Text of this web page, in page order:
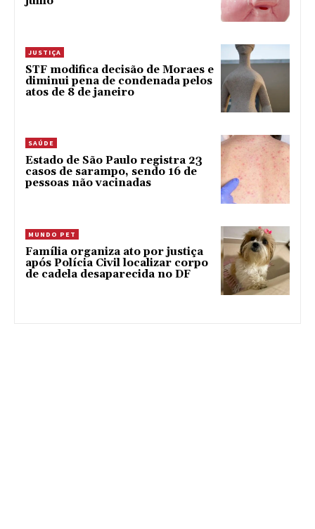
JUSTIÇA
STF modifica decisão de Moraes e
diminui pena de condenada pelos
atos de 8 de janeiro
SAÚDE
Estado de São Paulo registra 23
casos de sarampo, sendo 16 de
pessoas não vacinadas
MUNDO PET
Família organiza ato por justiça
após Polícia Civil localizar corpo
de cadela desaparecida no DF